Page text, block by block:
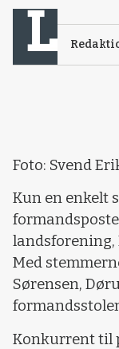
Foto: Svend
Kun en enkelt
landsforening,
Med
Sørensen,
Konkurrent til